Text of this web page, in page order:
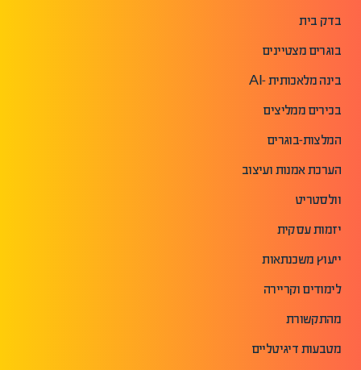
בדק בית
בוגרים מצטיינים
בינה מלאכותית -AI
בכירים ממליצים
המלצות-בוגרים
הערכת אמנות ועיצוב
וולסטריט
יזמות עסקית
ייעוץ משכנתאות
לימודים וקריירה
מהתקשורת
מטבעות דיגיטליים